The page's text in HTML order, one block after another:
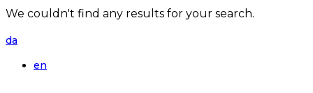
We couldn't find any results for your search.
da
en